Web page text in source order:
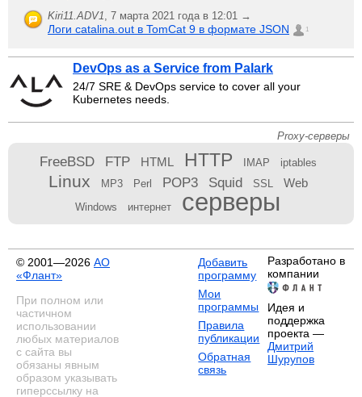
Kiri11.ADV1, 7 марта 2021 года в 12:01 →
Логи catalina.out в TomCat 9 в формате JSON 1
DevOps as a Service from Palark
24/7 SRE & DevOps service to cover all your
Kubernetes needs.
Proxy-серверы
FreeBSD FTP HTML HTTP IMAP iptables
Linux MP3 Perl POP3 Squid SSL Web
Windows интернет серверы
© 2001—2026 АО
«Флант»
При полном или
частичном
использовании
любых материалов
с сайта вы
обязаны явным
образом указывать
гиперссылку на
Добавить
программу
Мои
программы
Правила
публикации
Обратная
связь
Разработано в
компании
Идея и
поддержка
проекта —
Дмитрий
Шурупов